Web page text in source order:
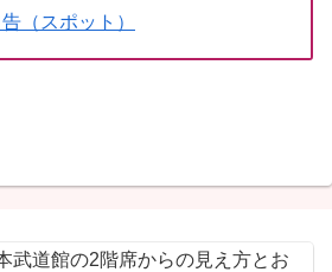
（スポット）
武道館の2階席からの見え方とお